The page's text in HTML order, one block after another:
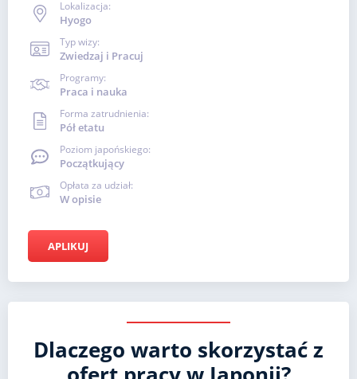
Lokalizacja:
Hyogo
Typ wizy:
Zwiedzaj i Pracuj
Programy:
Praca i nauka
Forma zatrudnienia:
Pół etatu
Poziom japońskiego:
Początkujący
Opłata za udział:
W opisie
APLIKUJ
Dlaczego warto skorzystać z